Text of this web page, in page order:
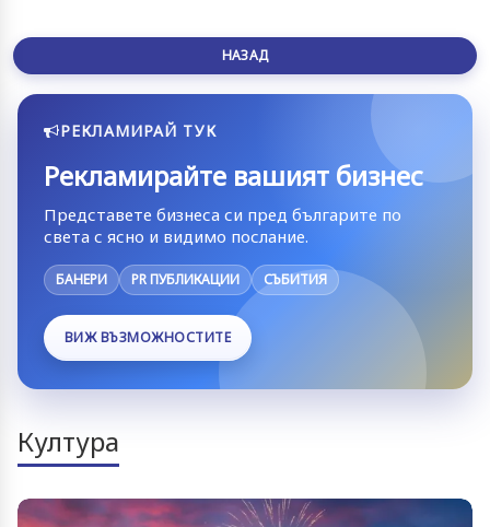
НАЗАД
РЕКЛАМИРАЙ ТУК
Рекламирайте вашият бизнес
Представете бизнеса си пред българите по
света с ясно и видимо послание.
БАНЕРИ PR ПУБЛИКАЦИИ СЪБИТИЯ
ВИЖ ВЪЗМОЖНОСТИТЕ
Култура